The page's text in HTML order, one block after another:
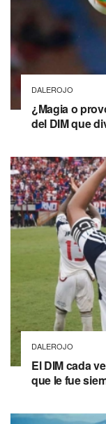
DALEROJO
¿Magia o
del DIM que
DALEROJO
El DIM cada
que le fue